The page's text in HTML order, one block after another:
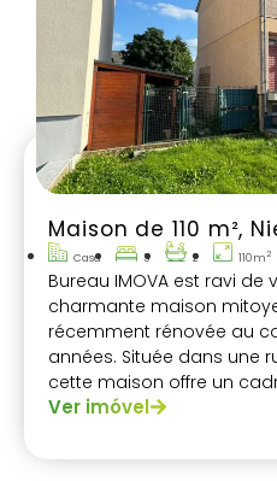
Maison de 110 m²,
Casa 3 2 110m2
Bureau IMOVA est ravi
charmante maison
récemment rénovée au
années. Située dans une
cette maison offre un
une surface habitable de
Ver imóvel